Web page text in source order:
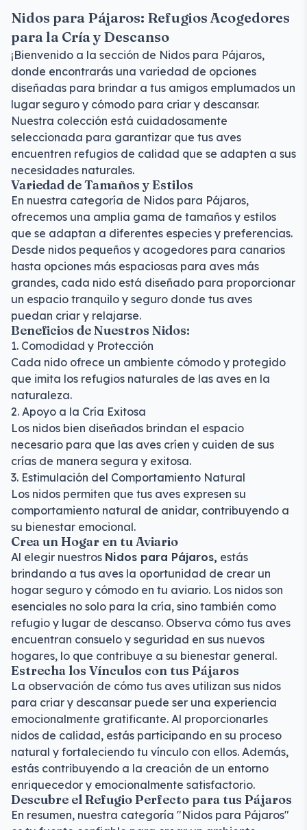
Nidos para Pájaros: Refugios Acogedores
para la Cría y Descanso
¡Bienvenido a la sección de Nidos para Pájaros,
donde encontrarás una variedad de opciones
diseñadas para brindar a tus amigos emplumados un
lugar seguro y cómodo para criar y descansar.
Nuestra colección está cuidadosamente
seleccionada para garantizar que tus aves
encuentren refugios de calidad que se adapten a sus
necesidades naturales.
Variedad de Tamaños y Estilos
En nuestra categoría de Nidos para Pájaros,
ofrecemos una amplia gama de tamaños y estilos
que se adaptan a diferentes especies y preferencias.
Desde nidos pequeños y acogedores para canarios
hasta opciones más espaciosas para aves más
grandes, cada nido está diseñado para proporcionar
un espacio tranquilo y seguro donde tus aves
puedan criar y relajarse.
Beneficios de Nuestros Nidos:
1. Comodidad y Protección
Cada nido ofrece un ambiente cómodo y protegido
que imita los refugios naturales de las aves en la
naturaleza.
2. Apoyo a la Cría Exitosa
Los nidos bien diseñados brindan el espacio
necesario para que las aves críen y cuiden de sus
crías de manera segura y exitosa.
3. Estimulación del Comportamiento Natural
Los nidos permiten que tus aves expresen su
comportamiento natural de anidar, contribuyendo a
su bienestar emocional.
Crea un Hogar en tu Aviario
Al elegir nuestros Nidos para Pájaros, estás
brindando a tus aves la oportunidad de crear un
hogar seguro y cómodo en tu aviario. Los nidos son
esenciales no solo para la cría, sino también como
refugio y lugar de descanso. Observa cómo tus aves
encuentran consuelo y seguridad en sus nuevos
hogares, lo que contribuye a su bienestar general.
Estrecha los Vínculos con tus Pájaros
La observación de cómo tus aves utilizan sus nidos
para criar y descansar puede ser una experiencia
emocionalmente gratificante. Al proporcionarles
nidos de calidad, estás participando en su proceso
natural y fortaleciendo tu vínculo con ellos. Además,
estás contribuyendo a la creación de un entorno
enriquecedor y emocionalmente satisfactorio.
Descubre el Refugio Perfecto para tus Pájaros
En resumen, nuestra categoría "Nidos para Pájaros"